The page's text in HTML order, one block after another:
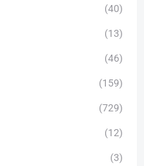
(40)
(13)
(46)
(159)
(729)
(12)
(3)